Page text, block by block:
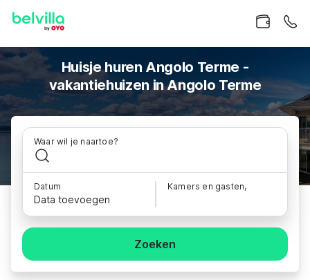
Huisje huren Angolo Terme -
vakantiehuizen in Angolo Terme
Waar wil je naartoe?
Datum
Data toevoegen
Kamers en gasten,
Zoeken